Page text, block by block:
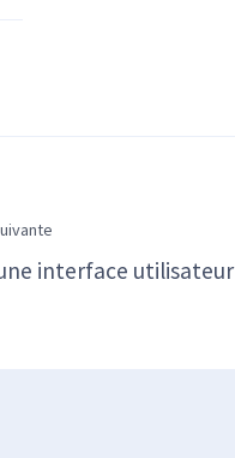
interface